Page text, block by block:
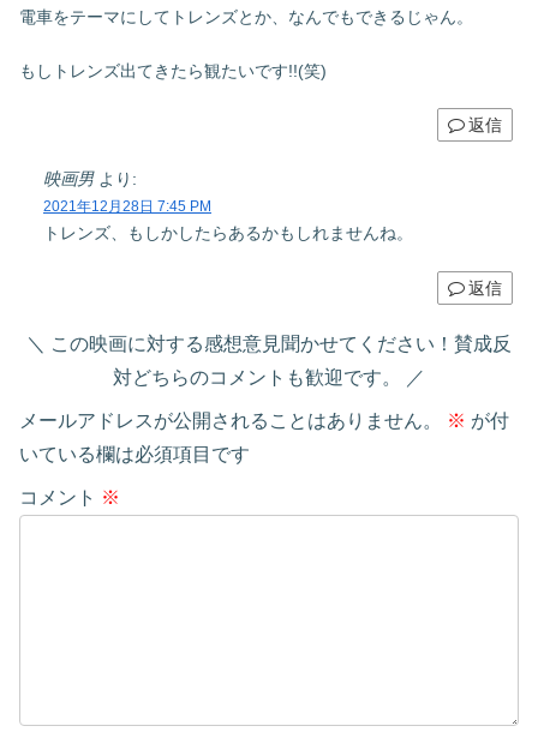
電車をテーマにしてトレンズとか、なんでもできるじゃん。
もしトレンズ出てきたら観たいです!!(笑)
返信
映画男 より:
2021年12月28日 7:45 PM
トレンズ、もしかしたらあるかもしれませんね。
返信
この映画に対する感想意見聞かせてください！賛成反
対どちらのコメントも歓迎です。
メールアドレスが公開されることはありません。 ※ が付
いている欄は必須項目です
コメント ※